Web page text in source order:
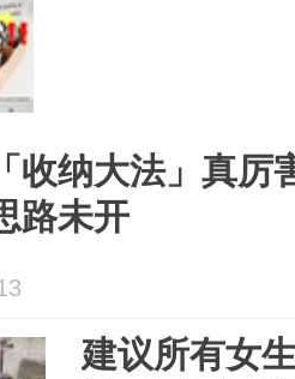
收纳大法」真厉
路未开
建议所有女